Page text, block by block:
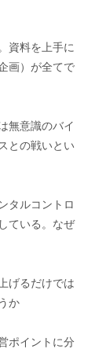
資料を上手に
画）が全てで
無意識のバイ
との戦いとい
タルコントロ
ている。なぜ
げるだけでは
か
ポイントに分